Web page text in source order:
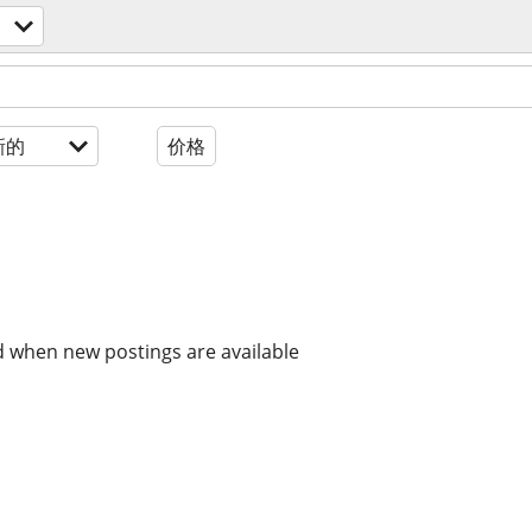
的 价格
new postings are available